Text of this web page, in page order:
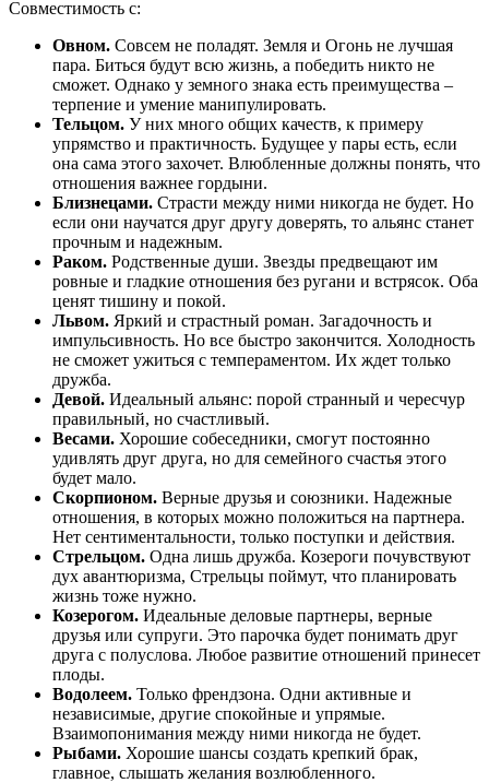
Совместимость с:
Овном. Совсем не поладят. Земля и Огонь не лучшая
пара. Биться будут всю жизнь, а победить никто не
сможет. Однако у земного знака есть преимущества –
терпение и умение манипулировать.
Тельцом. У них много общих качеств, к примеру
упрямство и практичность. Будущее у пары есть, если
она сама этого захочет. Влюбленные должны понять, что
отношения важнее гордыни.
Близнецами. Страсти между ними никогда не будет. Но
если они научатся друг другу доверять, то альянс станет
прочным и надежным.
Раком. Родственные души. Звезды предвещают им
ровные и гладкие отношения без ругани и встрясок. Оба
ценят тишину и покой.
Львом. Яркий и страстный роман. Загадочность и
импульсивность. Но все быстро закончится. Холодность
не сможет ужиться с темпераментом. Их ждет только
дружба.
Девой. Идеальный альянс: порой странный и чересчур
правильный, но счастливый.
Весами. Хорошие собеседники, смогут постоянно
удивлять друг друга, но для семейного счастья этого
будет мало.
Скорпионом. Верные друзья и союзники. Надежные
отношения, в которых можно положиться на партнера.
Нет сентиментальности, только поступки и действия.
Стрельцом. Одна лишь дружба. Козероги почувствуют
дух авантюризма, Стрельцы поймут, что планировать
жизнь тоже нужно.
Козерогом. Идеальные деловые партнеры, верные
друзья или супруги. Это парочка будет понимать друг
друга с полуслова. Любое развитие отношений принесет
плоды.
Водолеем. Только френдзона. Одни активные и
независимые, другие спокойные и упрямые.
Взаимопонимания между ними никогда не будет.
Рыбами. Хорошие шансы создать крепкий брак,
главное, слышать желания возлюбленного.